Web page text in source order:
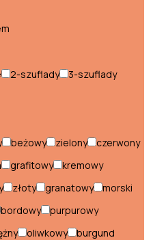
2-szuflady
3-szuflady
beżowy zielony
czerwony
grafitowy
kremowy
złoty granatowy
morski
bordowy
purpurowy
oliwkowy
burgund